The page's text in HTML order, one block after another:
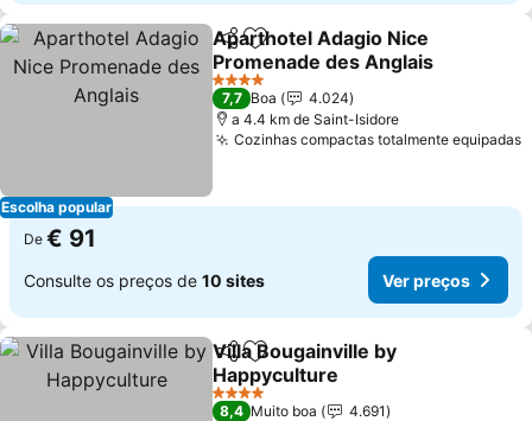
Escolha popular
PartilharAdicionar aos favoritos
Aparthotel Adagio Nice
Promenade des Anglais
Ver preços
4 Estrelas
7,7 Boa
4.024
a 4.4 km de Saint-Isidore
Cozinhas compactas totalmente equipadas
De € 91
Consulte os preços de 10 sites Ver preços
PartilharAdicionar aos favoritos
Villa Bougainville by
Happyculture
Ver preços
4 Estrelas
8,4 Muito boa
4.691